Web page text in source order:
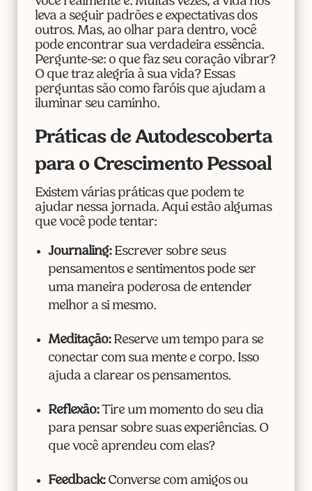
leva a seguir padrões e expectativas dos
outros. Mas, ao olhar para dentro, você
pode encontrar sua verdadeira essência.
Pergunte-se: o que faz seu coração vibrar?
O que traz alegria à sua vida? Essas
perguntas são como faróis que ajudam a
iluminar seu caminho.
Práticas de Autodescoberta
para o Crescimento Pessoal
Existem várias práticas que podem te
ajudar nessa jornada. Aqui estão algumas
que você pode tentar:
Journaling:Escrever sobre seus
pensamentos e sentimentos pode ser
uma maneira poderosa de entender
melhor a si mesmo.
Meditação:Reserve um tempo para se
conectar com sua mente e corpo. Isso
ajuda a clarear os pensamentos.
Reflexão:Tire um momento do seu dia
para pensar sobre suas experiências. O
que você aprendeu com elas?
Feedback:Converse com amigos ou